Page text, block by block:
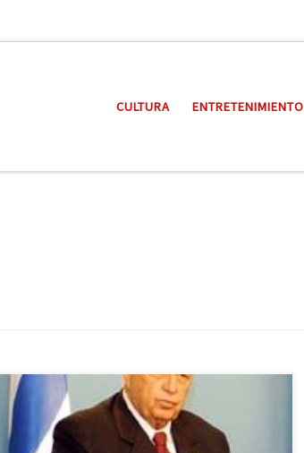
CULTURA ENTRETENIMIENTO
El ex primer ministro israelí Ariel Sharon, uno de los
políticos más ensalzados y a la vez más odiado,